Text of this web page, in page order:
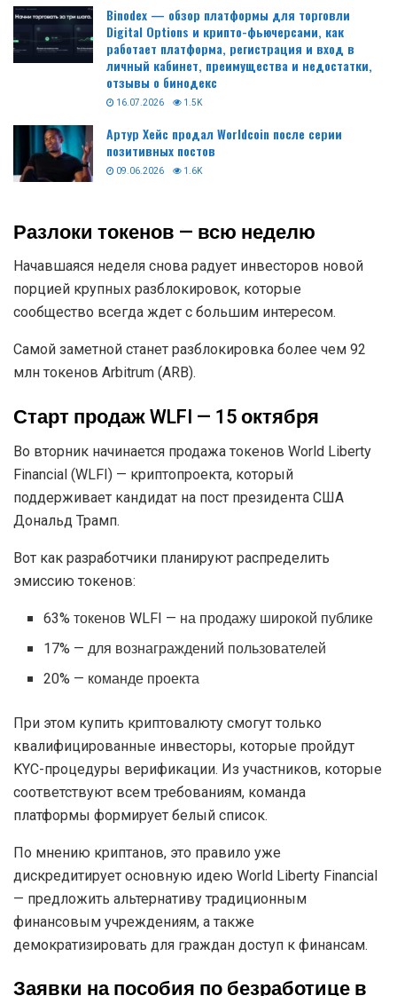
Binodex — обзор платформы для торговли
Digital Options и крипто-фьючерсами, как
работает платформа, регистрация и вход в
личный кабинет, преимущества и недостатки,
отзывы о бинодекс
16.07.2026 1.5K
Артур Хейс продал Worldcoin после серии
позитивных постов
09.06.2026 1.6K
Разлоки токенов — всю неделю
Начавшаяся неделя снова радует инвесторов новой
порцией крупных разблокировок, которые
сообщество всегда ждет с большим интересом.
Самой заметной станет разблокировка более чем 92
млн токенов Arbitrum (ARB).
Старт продаж WLFI — 15 октября
Во вторник начинается продажа токенов World Liberty
Financial (WLFI) — криптопроекта, который
поддерживает кандидат на пост президента США
Дональд Трамп.
Вот как разработчики планируют распределить
эмиссию токенов:
63% токенов WLFI — на продажу широкой публике
17% — для вознаграждений пользователей
20% — команде проекта
При этом купить криптовалюту смогут только
квалифицированные инвесторы, которые пройдут
KYC-процедуры верификации. Из участников, которые
соответствуют всем требованиям, команда
платформы формирует белый список.
По мнению криптанов, это правило уже
дискредитирует основную идею World Liberty Financial
— предложить альтернативу традиционным
финансовым учреждениям, а также
демократизировать для граждан доступ к финансам.
Заявки на пособия по безработице в